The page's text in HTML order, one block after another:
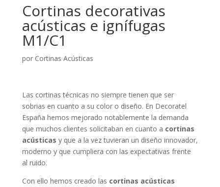
Cortinas decorativas
acústicas e ignífugas
M1/C1
por Cortinas Acústicas
Las cortinas técnicas no siempre tienen que ser
sobrias en cuanto a su color o diseño. En Decoratel
España hemos mejorado notablemente la demanda
que muchos clientes solicitaban en cuanto a cortinas
acústicas y que a la vez tuvieran un diseño innovador,
moderno y que cumpliera con las expectativas frente
al ruido.
Con ello hemos creado las cortinas acústicas